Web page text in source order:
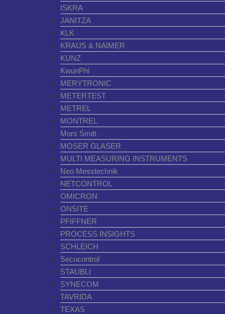
ISKRA
JANITZA
KLK
KRAUS & NAIMER
KUNZ
KwunPhi
MERYTRONIC
METERTEST
METREL
MONTREL
Mors Smitt
MOSER GLASER
MULTI MEASURING INSTRUMENTS
Neo Messtechnik
NETCONTROL
OMICRON
ONSITE
PFIFFNER
PROCESS INSIGHTS
SCHLEICH
Secucontrol
STAUBLI
SYNECOM
TAVRIDA
TEXAS